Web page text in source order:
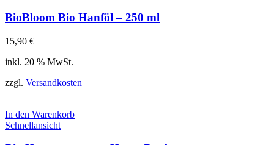
BioBloom Bio Hanföl – 250 ml
15,90 €
inkl. 20 % MwSt.
zzgl. Versandkosten
In den Warenkorb
Schnellansicht